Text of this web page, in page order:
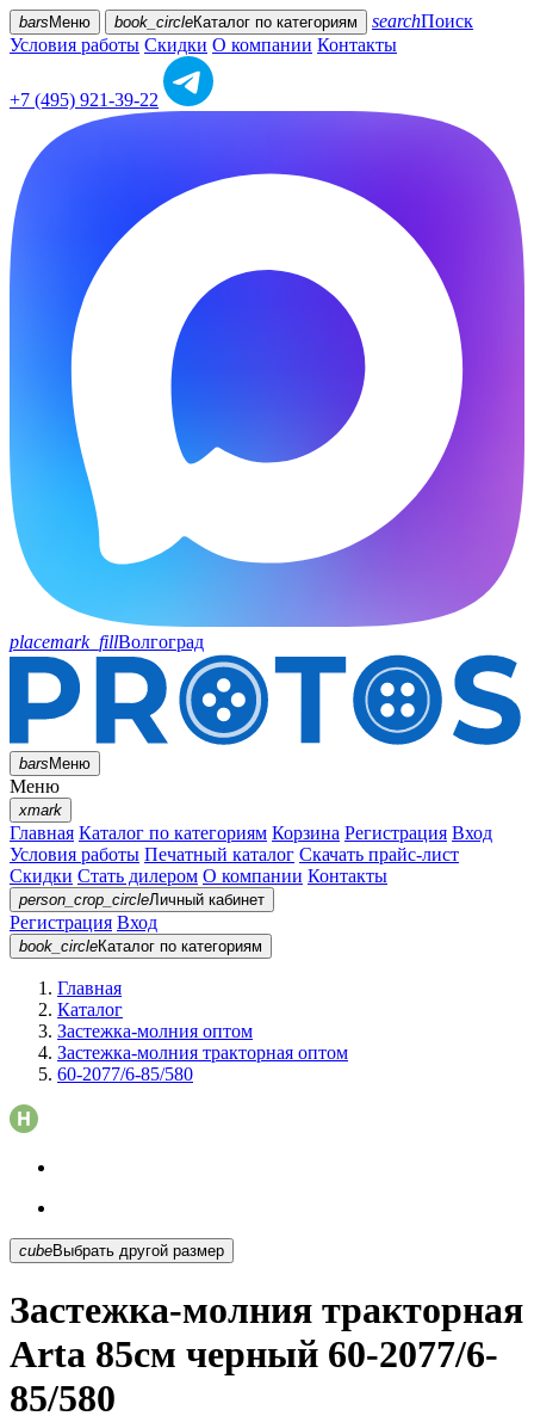
bars Меню book_circleКаталог по категориям searchПоиск
Условия работы Скидки О компании Контакты
+7 (495) 921-39-22
placemark_fillВолгоград
barsМеню
Меню
xmark
Главная Каталог по категориям Корзина Регистрация Вход
Условия работы Печатный каталог Скачать прайс-лист
Скидки Стать дилером О компании Контакты
person_crop_circleЛичный кабинет
Регистрация Вход
book_circleКаталог по категориям
Главная
Каталог
Застежка-молния оптом
Застежка-молния тракторная оптом
60-2077/6-85/580
cubeВыбрать другой размер
Застежка-молния тракторная
Arta 85см черный 60-2077/6-
85/580